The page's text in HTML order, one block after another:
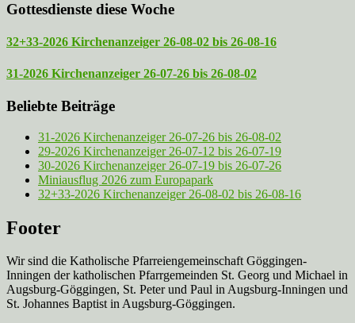
Gottesdienste diese Woche
32+33-2026 Kirchenanzeiger 26-08-02 bis 26-08-16
31-2026 Kirchenanzeiger 26-07-26 bis 26-08-02
Beliebte Beiträge
31-2026 Kirchenanzeiger 26-07-26 bis 26-08-02
29-2026 Kirchenanzeiger 26-07-12 bis 26-07-19
30-2026 Kirchenanzeiger 26-07-19 bis 26-07-26
Miniausflug 2026 zum Europapark
32+33-2026 Kirchenanzeiger 26-08-02 bis 26-08-16
Footer
Wir sind die Katholische Pfarreien­gemeinschaft Göggingen-
Inningen der katholischen Pfarrgemeinden St. Georg und Michael in
Augsburg-Göggingen, St. Peter und Paul in Augsburg-Inningen und
St. Johannes Baptist in Augsburg-Göggingen.